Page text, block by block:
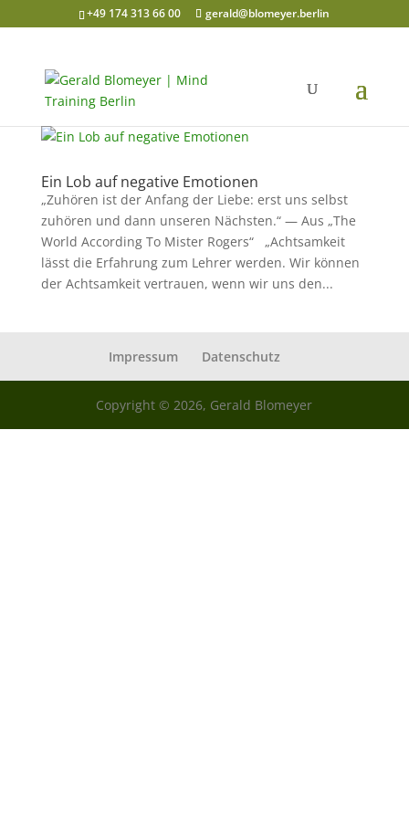
+49 174 313 66 00 gerald@blomeyer.berlin
Ein Lob auf negative Emotionen
„Zuhören ist der Anfang der Liebe: erst uns selbst
zuhören und dann unseren Nächsten.“ — Aus „The
World According To Mister Rogers“ „Achtsamkeit
lässt die Erfahrung zum Lehrer werden. Wir können
der Achtsamkeit vertrauen, wenn wir uns den...
Impressum Datenschutz
Copyright © 2026, Gerald Blomeyer